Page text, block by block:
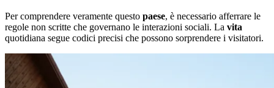
Per comprendere veramente questo paese, è necessario afferrare le
regole non scritte che governano le interazioni sociali. La vita
quotidiana segue codici precisi che possono sorprendere i visitatori.